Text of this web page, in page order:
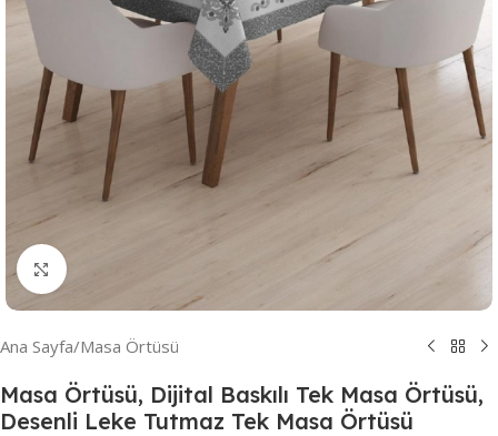
Resmi Büyüt
Ana Sayfa/Masa Örtüsü
Masa Örtüsü, Dijital Baskılı Tek Masa Örtüsü,
Desenli Leke Tutmaz Tek Masa Örtüsü